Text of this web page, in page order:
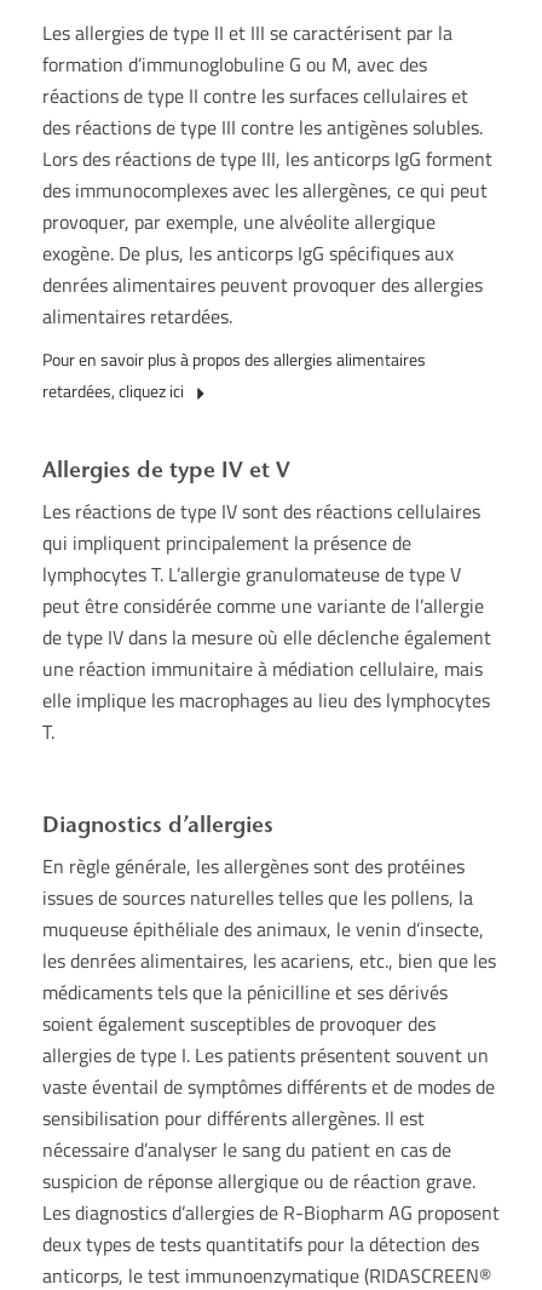
Les allergies de type II et III se caractérisent par la
formation d’immunoglobuline G ou M, avec des
réactions de type II contre les surfaces cellulaires et
des réactions de type III contre les antigènes solubles.
Lors des réactions de type III, les anticorps IgG forment
des immunocomplexes avec les allergènes, ce qui peut
provoquer, par exemple, une alvéolite allergique
exogène. De plus, les anticorps IgG spécifiques aux
denrées alimentaires peuvent provoquer des allergies
alimentaires retardées.
Pour en savoir plus à propos des allergies alimentaires
retardées, cliquez ici
Allergies de type IV et V
Les réactions de type IV sont des réactions cellulaires
qui impliquent principalement la présence de
lymphocytes T. L’allergie granulomateuse de type V
peut être considérée comme une variante de l’allergie
de type IV dans la mesure où elle déclenche également
une réaction immunitaire à médiation cellulaire, mais
elle implique les macrophages au lieu des lymphocytes
T.
Diagnostics d’allergies
En règle générale, les allergènes sont des protéines
issues de sources naturelles telles que les pollens, la
muqueuse épithéliale des animaux, le venin d’insecte,
les denrées alimentaires, les acariens, etc., bien que les
médicaments tels que la pénicilline et ses dérivés
soient également susceptibles de provoquer des
allergies de type I. Les patients présentent souvent un
vaste éventail de symptômes différents et de modes de
sensibilisation pour différents allergènes. Il est
nécessaire d’analyser le sang du patient en cas de
suspicion de réponse allergique ou de réaction grave.
Les diagnostics d’allergies de R-Biopharm AG proposent
deux types de tests quantitatifs pour la détection des
anticorps, le test immunoenzymatique (RIDASCREEN®